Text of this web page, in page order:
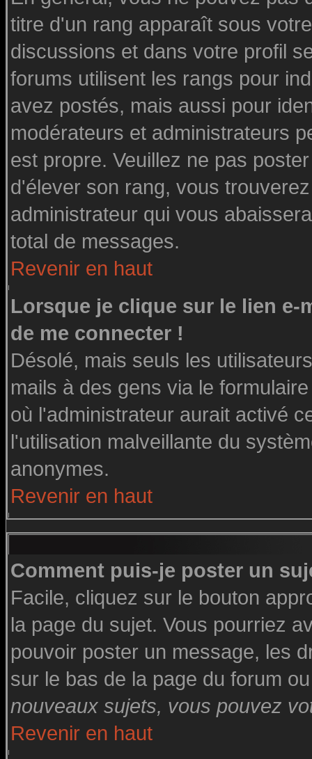
titre d'un rang apparaît sous
discussions et dans votre profil
forums utilisent les rangs pour
avez postés, mais aussi pour
modérateurs et administrateurs
est propre. Veuillez ne pas
d'élever son rang, vous
administrateur qui vous
total de messages.
Revenir en haut
Lorsque je clique sur le lien e-
de me connecter !
Désolé, mais seuls les
mails à des gens via le
où l'administrateur aurait activé
l'utilisation malveillante du
anonymes.
Revenir en haut
Comment puis-je poster un
Facile, cliquez sur le bouton
la page du sujet. Vous pourriez
pouvoir poster un message, les
sur le bas de la page du forum
nouveaux sujets, vous pouvez
Revenir en haut